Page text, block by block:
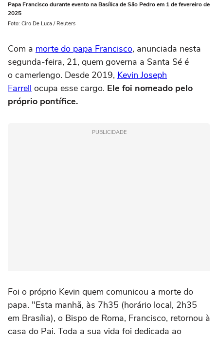
Papa Francisco durante evento na Basílica de São Pedro em 1 de fevereiro de
2025
Foto: Ciro De Luca / Reuters
Com a morte do papa Francisco, anunciada nesta
segunda-feira, 21, quem governa a Santa Sé é
o camerlengo. Desde 2019, Kevin Joseph
Farrell ocupa esse cargo. Ele foi nomeado pelo
próprio pontífice.
PUBLICIDADE
Foi o próprio Kevin quem comunicou a morte do
papa. "Esta manhã, às 7h35 (horário local, 2h35
em Brasília), o Bispo de Roma, Francisco, retornou à
casa do Pai. Toda a sua vida foi dedicada ao